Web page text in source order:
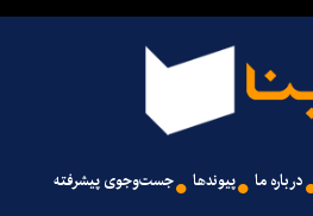
درباره ما پیوندها جست‌وجوی پیشرفته